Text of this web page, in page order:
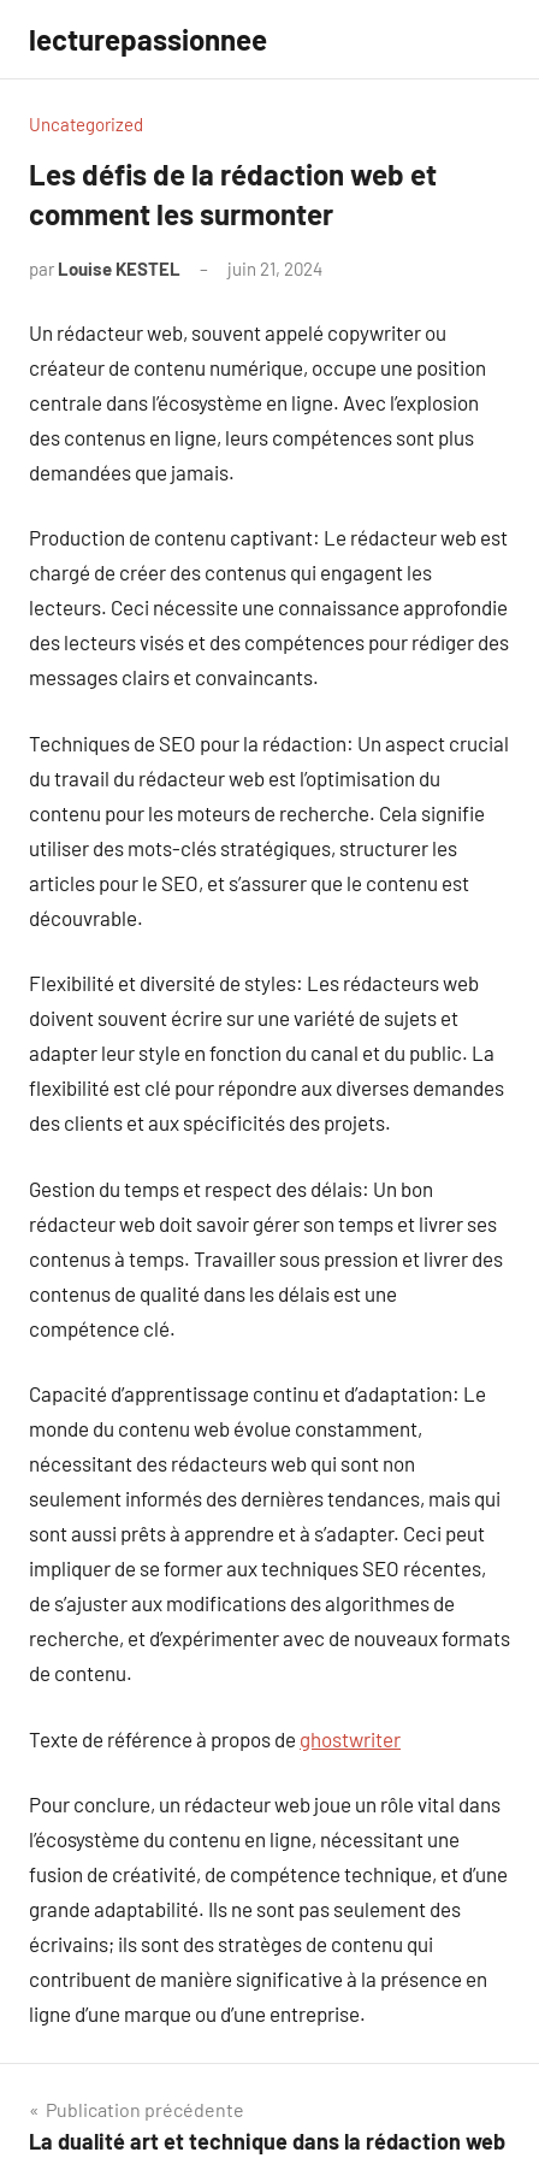
contenu
lecturepassionnee
Uncategorized
Les défis de la rédaction web et
comment les surmonter
par Louise KESTEL juin 21, 2024
Un rédacteur web, souvent appelé copywriter ou
créateur de contenu numérique, occupe une position
centrale dans l’écosystème en ligne. Avec l’explosion
des contenus en ligne, leurs compétences sont plus
demandées que jamais.
Production de contenu captivant: Le rédacteur web est
chargé de créer des contenus qui engagent les
lecteurs. Ceci nécessite une connaissance approfondie
des lecteurs visés et des compétences pour rédiger des
messages clairs et convaincants.
Techniques de SEO pour la rédaction: Un aspect crucial
du travail du rédacteur web est l’optimisation du
contenu pour les moteurs de recherche. Cela signifie
utiliser des mots-clés stratégiques, structurer les
articles pour le SEO, et s’assurer que le contenu est
découvrable.
Flexibilité et diversité de styles: Les rédacteurs web
doivent souvent écrire sur une variété de sujets et
adapter leur style en fonction du canal et du public. La
flexibilité est clé pour répondre aux diverses demandes
des clients et aux spécificités des projets.
Gestion du temps et respect des délais: Un bon
rédacteur web doit savoir gérer son temps et livrer ses
contenus à temps. Travailler sous pression et livrer des
contenus de qualité dans les délais est une
compétence clé.
Capacité d’apprentissage continu et d’adaptation: Le
monde du contenu web évolue constamment,
nécessitant des rédacteurs web qui sont non
seulement informés des dernières tendances, mais qui
sont aussi prêts à apprendre et à s’adapter. Ceci peut
impliquer de se former aux techniques SEO récentes,
de s’ajuster aux modifications des algorithmes de
recherche, et d’expérimenter avec de nouveaux formats
de contenu.
Texte de référence à propos de ghostwriter
Pour conclure, un rédacteur web joue un rôle vital dans
l’écosystème du contenu en ligne, nécessitant une
fusion de créativité, de compétence technique, et d’une
grande adaptabilité. Ils ne sont pas seulement des
écrivains; ils sont des stratèges de contenu qui
contribuent de manière significative à la présence en
ligne d’une marque ou d’une entreprise.
Navigation
Publication précédente
La dualité art et technique dans la rédaction web